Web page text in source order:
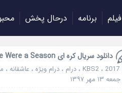
فیلم برنامه درحال پخش
دانلود سریال کره ای If We Were a Season
2017 ، KBS2 ، درام ، درام ویژه ، عاشقانه ،
جمعه ۱۳ مهر ۱۳۹۷